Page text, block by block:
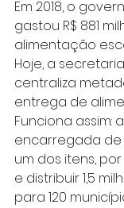
Em 2018, o
gastou R$ 881
alimentação
Hoje, a
centraliza
entrega de
Funciona assim:
encarregada
um dos itens,
e distribuir 1,5
para 120